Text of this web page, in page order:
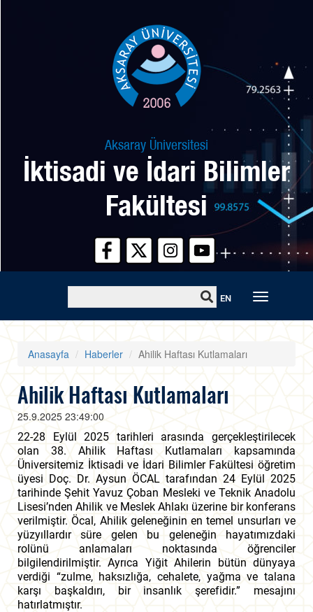
Aksaray Üniversitesi
İktisadi ve İdari Bilimler
Fakültesi
EN
Anasayfa Haberler Ahilik Haftası Kutlamaları
Ahilik Haftası Kutlamaları
25.9.2025 23:49:00
22-28 Eylül 2025 tarihleri arasında gerçekleştirilecek
olan 38. Ahilik Haftası Kutlamaları kapsamında
Üniversitemiz İktisadi ve İdari Bilimler Fakültesi öğretim
üyesi Doç. Dr. Aysun ÖCAL tarafından 24 Eylül 2025
tarihinde Şehit Yavuz Çoban Mesleki ve Teknik Anadolu
Lisesi’nden Ahilik ve Meslek Ahlakı üzerine bir konferans
verilmiştir. Öcal, Ahilik geleneğinin en temel unsurları ve
yüzyıllardır süre gelen bu geleneğin hayatımızdaki
rolünü anlamaları noktasında öğrenciler
bilgilendirilmiştir. Ayrıca Yiğit Ahilerin bütün dünyaya
verdiği “zulme, haksızlığa, cehalete, yağma ve talana
karşı başkaldırı, bir insanlık şerefidir.” mesajını
hatırlatmıştır.